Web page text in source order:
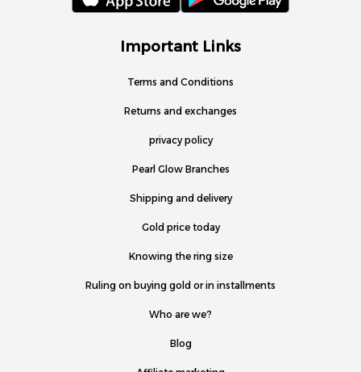
Important Links
Terms and Conditions
Returns and exchanges
privacy policy
Pearl Glow Branches
Shipping and delivery
Gold price today
Knowing the ring size
Ruling on buying gold or in installments
Who are we?
Blog